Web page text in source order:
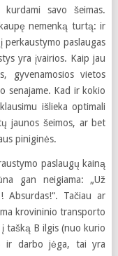
savo šeimas.
nemenką turtą: ir
paslaugas
yra įvairios. Kaip jau
gyvenamosios vietos
senajame. Kad ir kokio
išlieka optimali
jaunos šeimos, ar bet
piniginės.
paslaugų kainą
gan neigiama: „Už
Absurdas!“. Tačiau ar
krovininio transporto
tašką B ilgis (nuo kurio
ir darbo jėga, tai yra